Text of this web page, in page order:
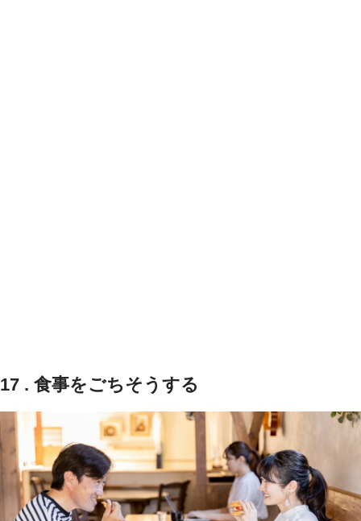
17 . 食事をごちそうする